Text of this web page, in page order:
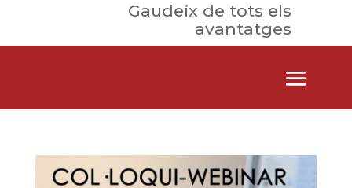
Gaudeix de tots els
avantatges